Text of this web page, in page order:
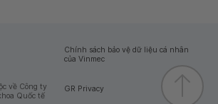
về Công ty
Quốc tế
Chính sách bảo vệ dữ liệu cá nhân
của Vinmec
GR Privacy